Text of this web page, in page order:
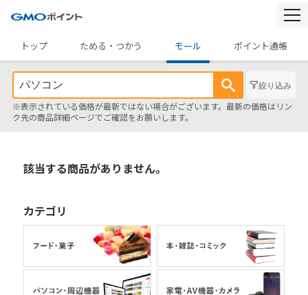
トップ
ためる・つかう モール ポイント通帳
絞り込み
※表示されている価格が最新ではない場合がございます。最新の価格はリン
ク先の商品詳細ページでご確認をお願いします。
該当する商品がありません。
カテゴリ